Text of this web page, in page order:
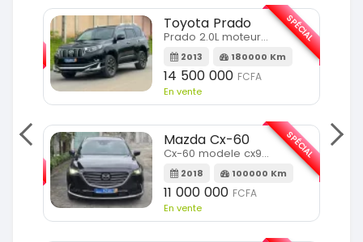
SPÉCIAL
Toyota Prado
Prado 2.0L moteur d4d
2013 180000 Km
14 500 000 FCFA
En vente
SPÉCIAL
Mazda Cx-60
Cx-60 modele cx9 full option
2018 100000 Km
11 000 000 FCFA
En vente
SPÉCIAL